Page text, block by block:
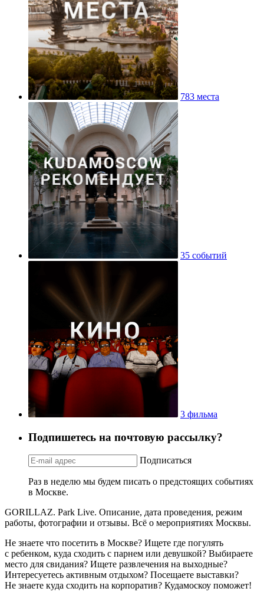
783 места
35 событий
3 фильма
Подпишетесь на почтовую рассылку?
Подписаться
Раз в неделю мы будем писать о предстоящих событиях
в Москве.
GORILLAZ. Park Live. Описание, дата проведения, режим
работы, фотографии и отзывы. Всё о мероприятиях Москвы.
Не знаете что посетить в Москве? Ищете где погулять
с ребенком, куда сходить с парнем или девушкой? Выбираете
место для свидания? Ищете развлечения на выходные?
Интересуетесь активным отдыхом? Посещаете выставки?
Не знаете куда сходить на корпоратив? Кудамоскоу поможет!